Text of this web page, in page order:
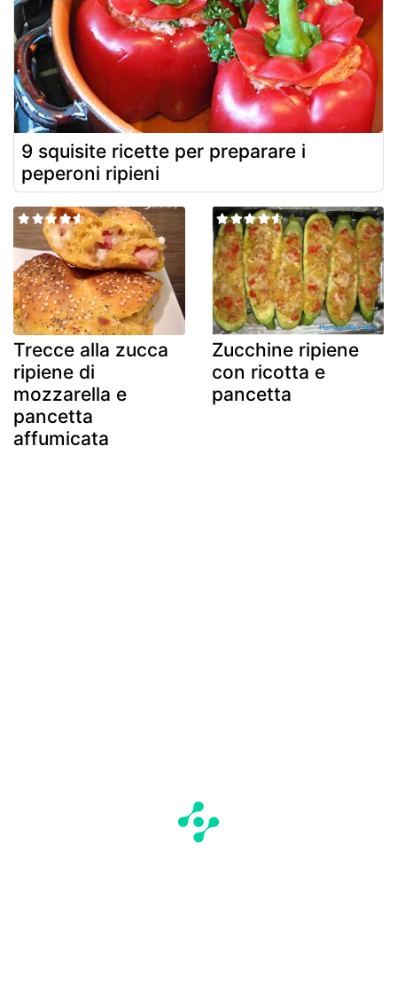
9 squisite ricette per preparare i
peperoni ripieni
Trecce alla zucca
ripiene di
mozzarella e
pancetta
affumicata
Zucchine ripiene
con ricotta e
pancetta